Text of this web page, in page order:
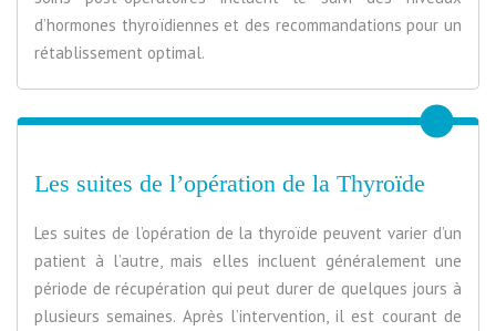
d’hormones thyroïdiennes et des recommandations pour un
rétablissement optimal.
Les suites de l’opération de la Thyroïde
Les suites de l’opération de la thyroïde peuvent varier d’un
patient à l’autre, mais elles incluent généralement une
période de récupération qui peut durer de quelques jours à
plusieurs semaines. Après l’intervention, il est courant de